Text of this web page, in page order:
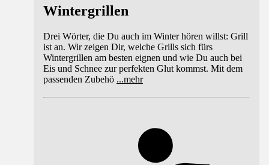
Wintergrillen
Drei Wörter, die Du auch im Winter hören willst: Grill
ist an. Wir zeigen Dir, welche Grills sich fürs
Wintergrillen am besten eignen und wie Du auch bei
Eis und Schnee zur perfekten Glut kommst. Mit dem
passenden Zubehö ...mehr